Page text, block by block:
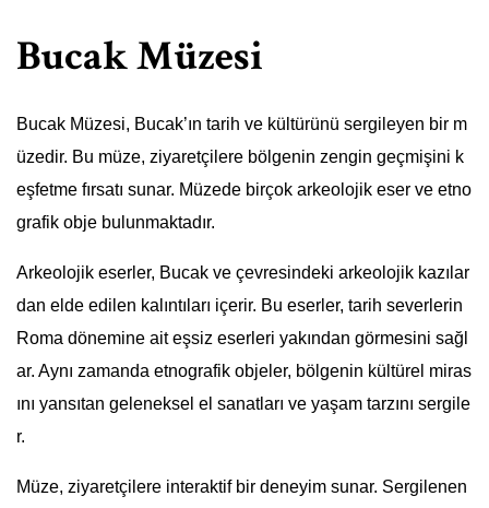
Bucak Müzesi
Bucak Müzesi, Bucak’ın tarih ve kültürünü sergileyen bir m
üzedir. Bu müze, ziyaretçilere bölgenin zengin geçmişini k
eşfetme fırsatı sunar. Müzede birçok arkeolojik eser ve etno
grafik obje bulunmaktadır.
Arkeolojik eserler, Bucak ve çevresindeki arkeolojik kazılar
dan elde edilen kalıntıları içerir. Bu eserler, tarih severlerin
Roma dönemine ait eşsiz eserleri yakından görmesini sağl
ar. Aynı zamanda etnografik objeler, bölgenin kültürel miras
ını yansıtan geleneksel el sanatları ve yaşam tarzını sergile
r.
Müze, ziyaretçilere interaktif bir deneyim sunar. Sergilenen